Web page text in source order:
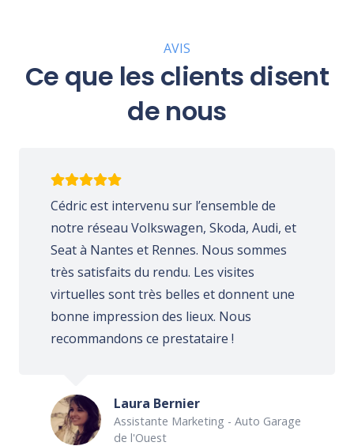
AVIS
Ce que les clients disent
de nous
Cédric est intervenu sur l’ensemble de
notre réseau Volkswagen, Skoda, Audi, et
Seat à Nantes et Rennes. Nous sommes
très satisfaits du rendu. Les visites
virtuelles sont très belles et donnent une
bonne impression des lieux. Nous
recommandons ce prestataire !
Laura Bernier
Assistante Marketing - Auto Garage
de l'Ouest